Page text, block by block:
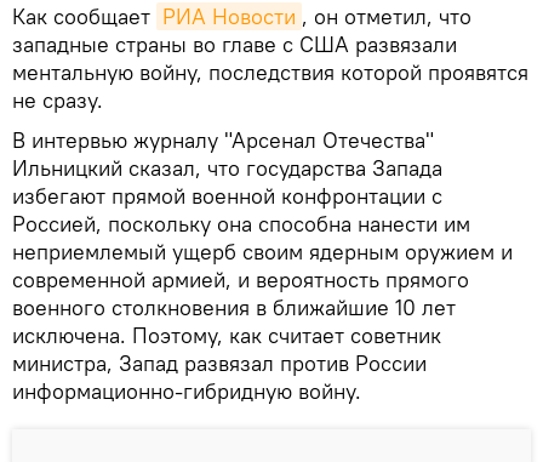
Как сообщает РИА Новости , он отметил, что
западные страны во главе с США развязали
ментальную войну, последствия которой проявятся
не сразу.
В интервью журналу "Арсенал Отечества"
Ильницкий сказал, что государства Запада
избегают прямой военной конфронтации с
Россией, поскольку она способна нанести им
неприемлемый ущерб своим ядерным оружием и
современной армией, и вероятность прямого
военного столкновения в ближайшие 10 лет
исключена. Поэтому, как считает советник
министра, Запад развязал против России
информационно-гибридную войну.